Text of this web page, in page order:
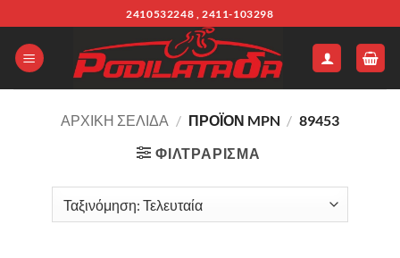
στο
περιεχόμενο
2410532248 , 2411-103298
ΑΡΧΙΚΉ ΣΕΛΊΔΑ / ΠΡΟΪΌΝ MPN / 89453
ΦΙΛΤΡΆΡΙΣΜΑ